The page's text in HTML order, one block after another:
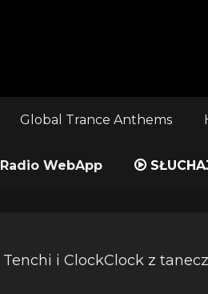
Global Trance Anthems
Radio WebApp